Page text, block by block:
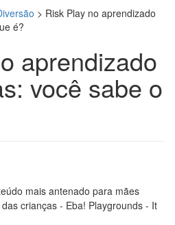
> Risk Play no aprendizado
é?
aprendizado
você sabe o
mais antenado para mães